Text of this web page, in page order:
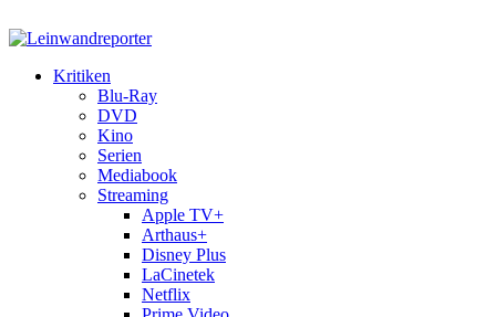
Kritiken
Blu-Ray
DVD
Kino
Serien
Mediabook
Streaming
Apple TV+
Arthaus+
Disney Plus
LaCinetek
Netflix